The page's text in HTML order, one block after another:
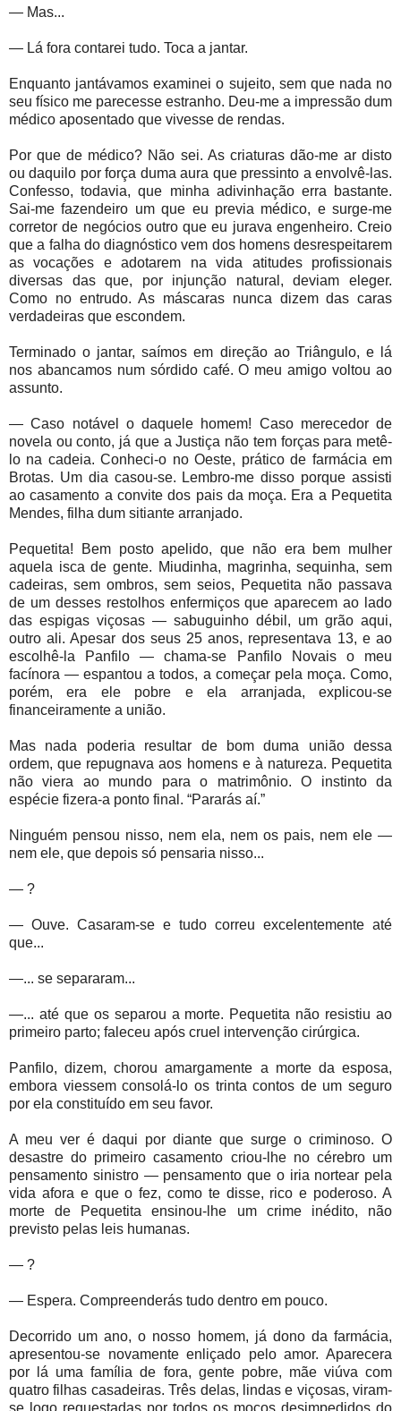
— Mas...
— Lá fora contarei tudo. Toca a jantar.
Enquanto jantávamos examinei o sujeito, sem que nada no
seu físico me parecesse estranho. Deu-me a impressão dum
médico aposentado que vivesse de rendas.
Por que de médico? Não sei. As criaturas dão-me ar disto
ou daquilo por força duma aura que pressinto a envolvê-las.
Confesso, todavia, que minha adivinhação erra bastante.
Sai-me fazendeiro um que eu previa médico, e surge-me
corretor de negócios outro que eu jurava engenheiro. Creio
que a falha do diagnóstico vem dos homens desrespeitarem
as vocações e adotarem na vida atitudes profissionais
diversas das que, por injunção natural, deviam eleger.
Como no entrudo. As máscaras nunca dizem das caras
verdadeiras que escondem.
Terminado o jantar, saímos em direção ao Triângulo, e lá
nos abancamos num sórdido café. O meu amigo voltou ao
assunto.
— Caso notável o daquele homem! Caso merecedor de
novela ou conto, já que a Justiça não tem forças para metê-
lo na cadeia. Conheci-o no Oeste, prático de farmácia em
Brotas. Um dia casou-se. Lembro-me disso porque assisti
ao casamento a convite dos pais da moça. Era a Pequetita
Mendes, filha dum sitiante arranjado.
Pequetita! Bem posto apelido, que não era bem mulher
aquela isca de gente. Miudinha, magrinha, sequinha, sem
cadeiras, sem ombros, sem seios, Pequetita não passava
de um desses restolhos enfermiços que aparecem ao lado
das espigas viçosas — sabuguinho débil, um grão aqui,
outro ali. Apesar dos seus 25 anos, representava 13, e ao
escolhê-la Panfilo — chama-se Panfilo Novais o meu
facínora — espantou a todos, a começar pela moça. Como,
porém, era ele pobre e ela arranjada, explicou-se
financeiramente a união.
Mas nada poderia resultar de bom duma união dessa
ordem, que repugnava aos homens e à natureza. Pequetita
não viera ao mundo para o matrimônio. O instinto da
espécie fizera-a ponto final. “Pararás aí.”
Ninguém pensou nisso, nem ela, nem os pais, nem ele —
nem ele, que depois só pensaria nisso...
— ?
— Ouve. Casaram-se e tudo correu excelentemente até
que...
—... se separaram...
—... até que os separou a morte. Pequetita não resistiu ao
primeiro parto; faleceu após cruel intervenção cirúrgica.
Panfilo, dizem, chorou amargamente a morte da esposa,
embora viessem consolá-lo os trinta contos de um seguro
por ela constituído em seu favor.
A meu ver é daqui por diante que surge o criminoso. O
desastre do primeiro casamento criou-lhe no cérebro um
pensamento sinistro — pensamento que o iria nortear pela
vida afora e que o fez, como te disse, rico e poderoso. A
morte de Pequetita ensinou-lhe um crime inédito, não
previsto pelas leis humanas.
— ?
— Espera. Compreenderás tudo dentro em pouco.
Decorrido um ano, o nosso homem, já dono da farmácia,
apresentou-se novamente enliçado pelo amor. Aparecera
por lá uma família de fora, gente pobre, mãe viúva com
quatro filhas casadeiras. Três delas, lindas e viçosas, viram-